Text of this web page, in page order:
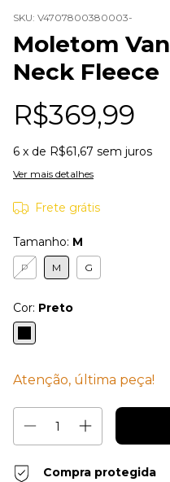
SKU: V4707800380003-
Moletom
Neck Fleece
R$369,99
6 x de R$61,67 sem juros
Ver mais detalhes
Frete grátis
Tamanho: M
P M G
Cor: Preto
Atenção, última peça!
Compra protegida